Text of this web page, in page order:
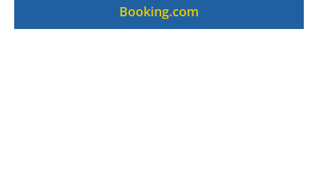
Booking.com